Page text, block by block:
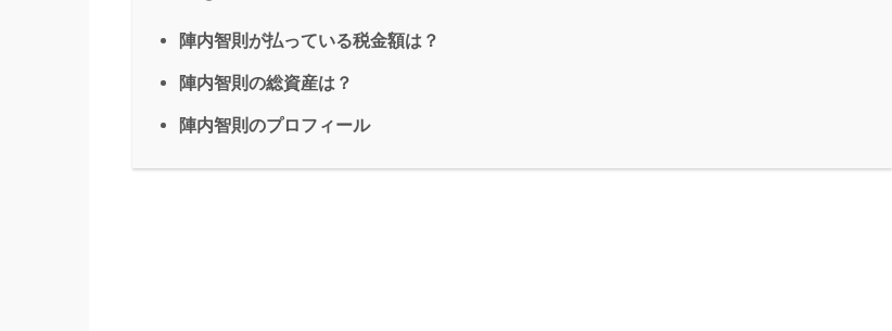
陣内智則が払っている税金額は？
陣内智則の総資産は？
陣内智則のプロフィール